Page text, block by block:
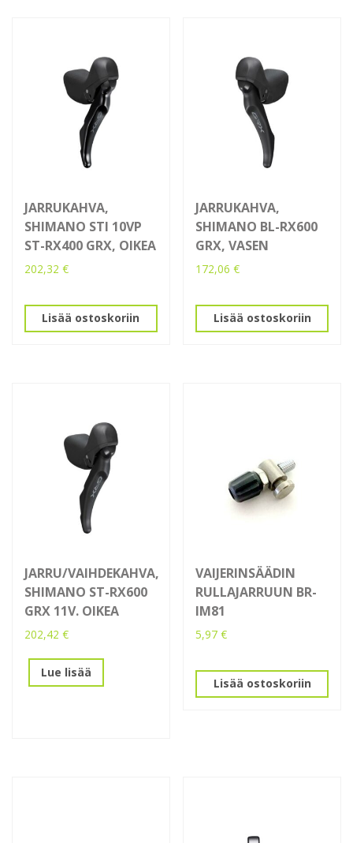
JARRUKAHVA,
SHIMANO STI 10VP
ST-RX400 GRX, OIKEA
202,32 €
Lisää ostoskoriin
JARRUKAHVA,
SHIMANO BL-RX600
GRX, VASEN
172,06€
Lisää ostoskoriin
JARRU/VAIHDEKAHVA,
SHIMANO ST-RX600
GRX 11V. OIKEA
202,42 €
Lue lisää
VAIJERINSÄÄDIN
RULLAJARRUUN BR-
IM81
5,97€
Lisää ostoskoriin